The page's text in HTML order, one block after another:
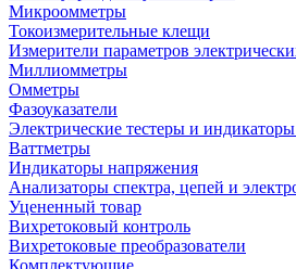
Микроомметры
Токоизмерительные клещи
Измерители параметров
Миллиомметры
Омметры
Фазоуказатели
Электрические тестеры и индикаторы
Ваттметры
Индикаторы напряжения
Анализаторы спектра, цепей и
Уцененный товар
Вихретоковый контроль
Вихретоковые преобразователи
Комплектующие